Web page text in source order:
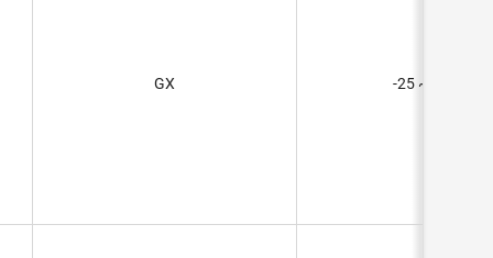
GX -25 ~ 70°C